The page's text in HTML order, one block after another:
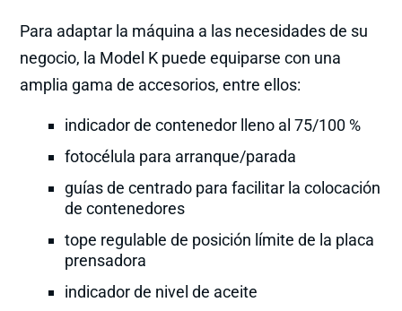
Para adaptar la máquina a las necesidades de su
negocio, la Model K puede equiparse con una
amplia gama de accesorios, entre ellos:
indicador de contenedor lleno al 75/100 %
fotocélula para arranque/parada
guías de centrado para facilitar la colocación
de contenedores
tope regulable de posición límite de la placa
prensadora
indicador de nivel de aceite